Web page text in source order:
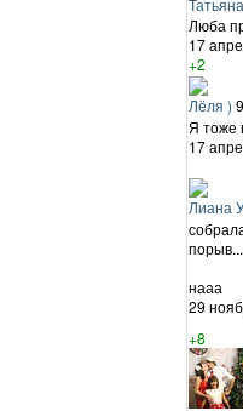
Люба
17
+2
Лёля )
Я тоже
17
Лиана
нааа
29
+8